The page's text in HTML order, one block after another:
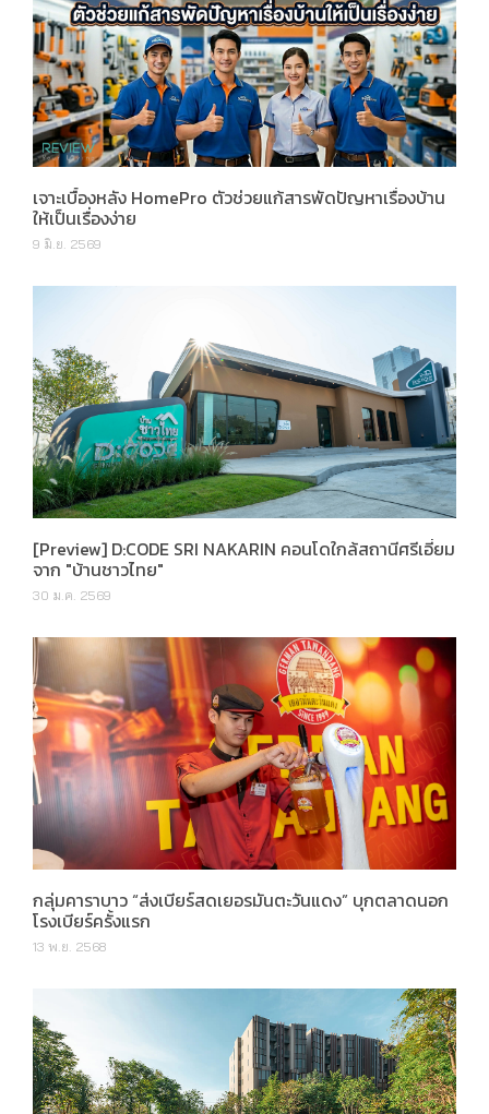
เจาะเบื้องหลัง HomePro ตัวช่วยแก้สารพัดปัญหาเรื่องบ้าน
ให้เป็นเรื่องง่าย
9 มิ.ย. 2569
[Preview] D:CODE SRI NAKARIN คอนโดใกล้สถานีศรีเอี่ยม
จาก "บ้านชาวไทย"
30 ม.ค. 2569
กลุ่มคาราบาว “ส่งเบียร์สดเยอรมันตะวันแดง” บุกตลาดนอก
โรงเบียร์ครั้งแรก
13 พ.ย. 2568